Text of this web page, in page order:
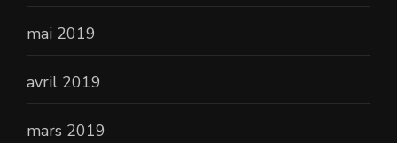
mai 2019
avril 2019
mars 2019